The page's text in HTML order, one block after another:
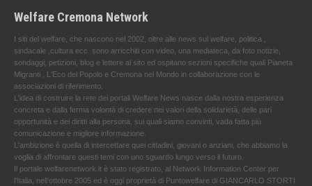
Welfare Cremona Network
I siti del welfare, che nascono nel 2002, oltre alle news sul welfare, politica ,
sindacale ,cultura ecc. sono arricchiti con video, una mediateca, da foto notizie,
sondaggi, petizioni, blog e lettere al sito ed ospitano sezioni specifiche quali Pianeta
Migranti , L'Eco del Popolo e Cremona nel Mondo in collaborazione con le
associazioni di riferimento.
L'idea di costruire la rete dei portali Welfare News nasce dalla nostra esperienza
concreta e dalla ferma volontà di credere nei valori della solidarietà, delle pari
opportunità e dei diritti alla persona, sui quali siamo convinti, vada fatta più
comunicazione e migliore informazione.
L'ambizione è quella di intercettare quei cittadini, giovani o anziani, che abbiamo la
voglia di affrontare questi temi con uno sguardo lungo verso il futuro.
Il portale welfarenetwork.it è stato registrato, al Network Information Center per
l'Italia, nell’ottobre 2005 ed è oggi proprietà di Puntowelfare di GIANCARLO STORTI